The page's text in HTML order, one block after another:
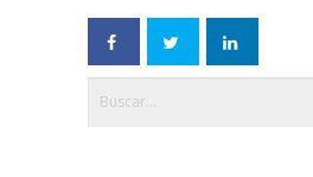
Esto es un campo de